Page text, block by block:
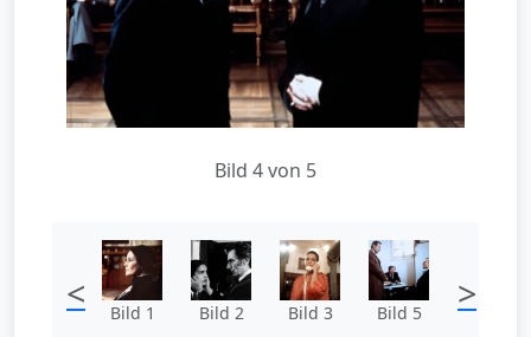
Bild 4 von 5
< Bild 1 Bild 2 Bild 3 Bild 5 >